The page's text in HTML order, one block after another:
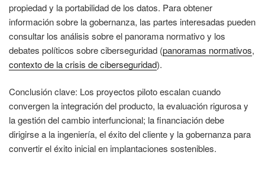
propiedad y la portabilidad de los datos. Para obtener
información sobre la gobernanza, las partes interesadas pueden
consultar los análisis sobre el panorama normativo y los
debates políticos sobre ciberseguridad (panoramas normativos,
contexto de la crisis de ciberseguridad).
Conclusión clave: Los proyectos piloto escalan cuando
convergen la integración del producto, la evaluación rigurosa y
la gestión del cambio interfuncional; la financiación debe
dirigirse a la ingeniería, el éxito del cliente y la gobernanza para
convertir el éxito inicial en implantaciones sostenibles.